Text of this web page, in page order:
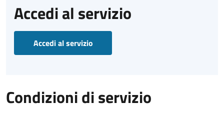
Accedi al servizio
Accedi al servizio
Condizioni di servizio